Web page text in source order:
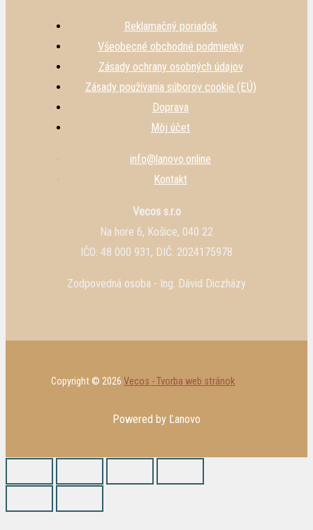
Reklamačný poriadok
Všeobecné obchodné podmienky
Zásady ochrany osobných údajov
Zásady používania súborov cookie (EÚ)
Doprava
Môj účet
info@lanovo.online
Kontakt
Vecos s.r.o
Na hore 6, Košice, 040 22
IČO: 48 000 931, DIČ: 2024175978
Zodpovedná osoba - Ing. Dávid Diczházy
Copyright © 2026 Vecos - Tvorba web stránok
Powered by Ľanovo